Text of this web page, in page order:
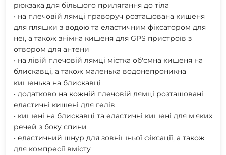
рюкзака для більшого прилягання до тіла
• на плечовій лямці праворуч розташована кишеня
для пляшки з водою та еластичним фіксатором для
неї, а також знімна кишеня для GPS пристроїв з
отвором для антени
• на лівій плечовій лямці містка об'ємна кишеня на
блискавці, а також маленька водонепроникна
кишенька на блискавці
• додатково на кожній плечовій лямці розташовані
еластичні кишені для гелів
• кишені на блискавці та еластичні кишені для м'яких
речей з боку спини
• еластичний шнур для зовнішньої фіксації, а також
для компресії вмісту